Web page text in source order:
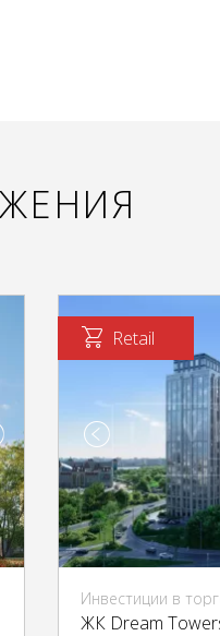
Retail
Инвестиции в